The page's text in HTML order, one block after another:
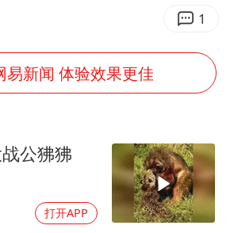
中国养老床位“三连降”
郑国霖回应去景区上班被保安拦下
奋进开新局 实干挑大梁
1
易新闻 体验效果更佳
公狒狒
打开APP